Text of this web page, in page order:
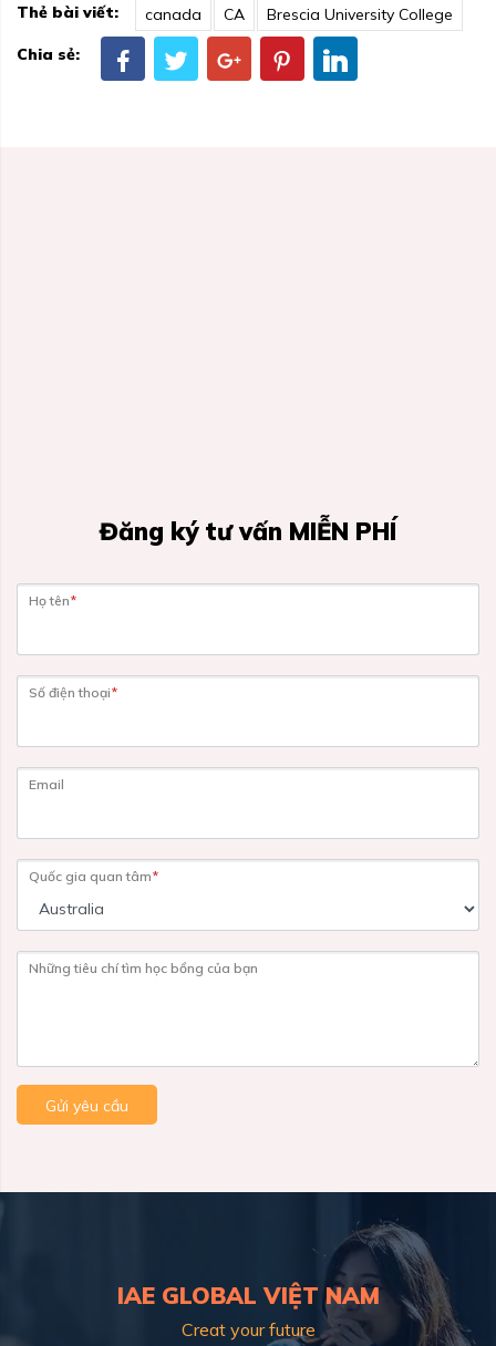
Thẻ bài viết: canada CA
Brescia University College
Chia sẻ:
Đăng ký tư vấn MIỄN PHÍ
Họ tên*
Số điện thoại*
Email
Quốc gia quan tâm*
Những tiêu chí tìm học bổng của bạn
Gửi yêu cầu
IAE GLOBAL VIỆT NAM
Creat your future